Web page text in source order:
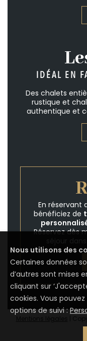
IDÉAL EN
Des chalets
rustique et
authentique et
En réservant
bénéficiez de
Réservez dès
Nous utilisons des
Certaines données
d’autres sont mises
cliquant sur
cookies. Vous
options de suivi :